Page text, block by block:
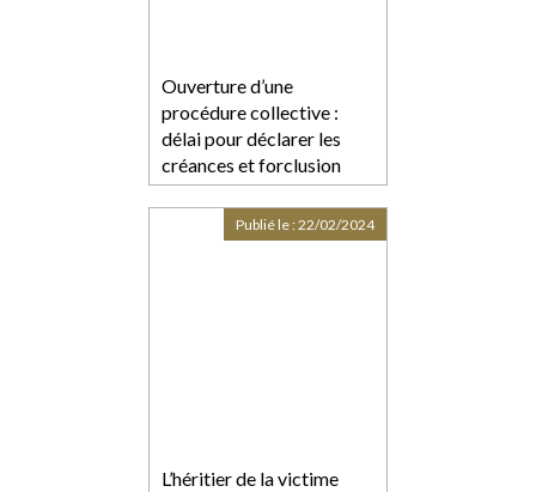
Ouverture d’une
procédure collective :
délai pour déclarer les
créances et forclusion
L’héritier de la victime
Publié le :22/02/2024